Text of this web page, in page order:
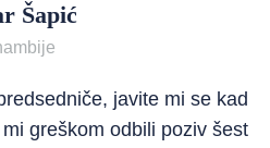
Šapić
javite mi se kad
greškom odbili poziv šest